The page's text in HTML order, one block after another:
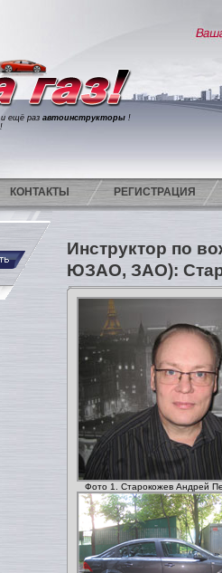
и ещё раз автоинструкторы !
КОНТАКТЫ РЕГИСТРАЦИЯ
Инструктор по
ЮЗАО, ЗАО):
Фото 1. Старокожев Андрей